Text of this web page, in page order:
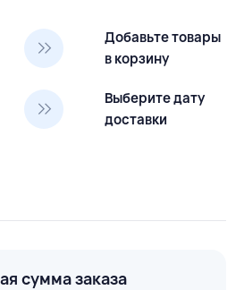
Добавьте товары
в корзину
Выберите дату
доставки
сумма заказа